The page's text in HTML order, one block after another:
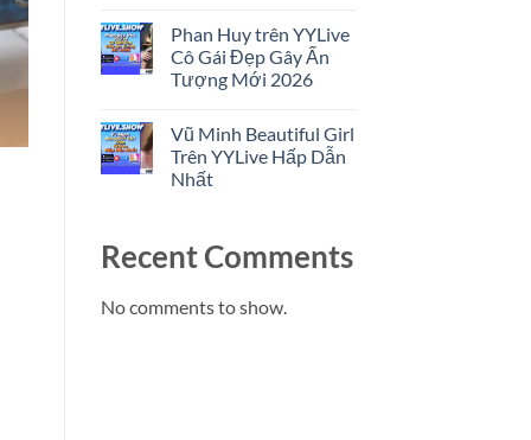
Gái
Đẹp
Và
Trải
Nghiệm
on
Mai
Phúc
trên
nghiệm
live
hấp
dẫn
mới
Phan Huy trên YYLive
Cô Gái Đẹp Gây Ấn
Tượng Mới 2026
on
Phan
Huy
trên
Gây
Ấn
Mới
2026
Vũ Minh Beautiful Girl
Trên YYLive Hấp Dẫn
Nhất
Vũ
Minh
Trên
Recent Comments
No comments to show.